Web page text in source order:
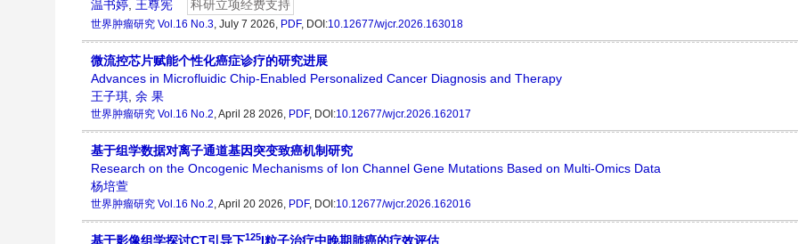
温书婷, 王尊宪 科研立项经费支持
世界肿瘤研究 Vol.16 No.3, July 7 2026, PDF, DOI:10.12677/wjcr.2026.163018
微流控芯片赋能个性化癌症诊疗的研究进展
Advances in Microfluidic Chip-Enabled Personalized Cancer Diagnosis and Therapy
王子琪, 余 果
世界肿瘤研究 Vol.16 No.2, April 28 2026, PDF, DOI:10.12677/wjcr.2026.162017
基于组学数据对离子通道基因突变致癌机制研究
Research on the Oncogenic Mechanisms of Ion Channel Gene Mutations Based on Multi-Omics Data
杨培萱
世界肿瘤研究 Vol.16 No.2, April 20 2026, PDF, DOI:10.12677/wjcr.2026.162016
基于影像组学探讨CT引导下125I粒子治疗中晚期肺癌的疗效评估